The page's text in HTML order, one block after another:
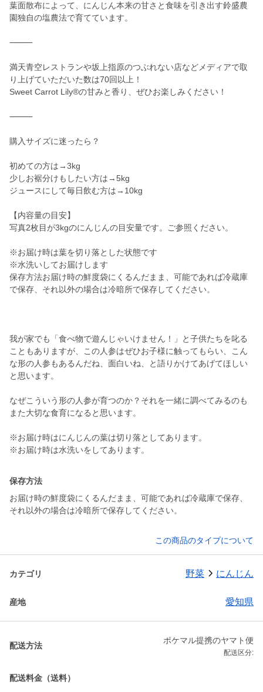
葉面散布によって、にんじん本来の甘さと食味を引き出す鈴盛農
園独自の塩農法で育てています。
⸻
満天青空レストランや坂上指原のつぶれない店などメディアで取
り上げていただいた数は70回以上！
Sweet Carrot Lily®︎の甘みと香り、ぜひお楽しみください！
⸻
購入サイズに迷ったら？
初めての方は→3kg
少しお裾分けもしたい方は→5kg
ジュースにして毎日飲む方は→10kg
【内容量の目安】
写真2枚目が3kgのにんじんの目安量です。ご参照ください。
※お届け時は葉を切り落とした状態です
※水洗いしてお届けします
保存方法お届け時の鮮度袋にくるんだまま、可能であれば冷蔵庫
で保存、それ以外の場合は冷暗所で保存してください。
我が家でも「食べ物で遊んじゃいけません！」と子供たちを叱る
こともありますが、この人参はぜひお子様に触ってもらい、こん
な形の人参もあるんだね、面白いね、と語りかけてあげてほしい
と思います。
なぜこういう形の人参が育つのか？それを一緒に調べてみるのも
また大切な食育になると思います。
※お届け時はにんじんの葉は切り落としてあります。
※お届け時は水洗いをしてあります。
保存方法
お届け時の鮮度袋にくるんだまま、可能であれば冷蔵庫で保存、
それ以外の場合は冷暗所で保存してください。
この商品のタイプについて
カテゴリ 野菜 にんじん
産地 愛知県
配送方法
ポケマル提携のヤマト便
配送区分:
配送料金（送料）